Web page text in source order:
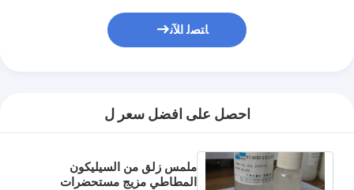
ﺎﺘﺼﻟ ﺍﻶﻧ
احصل على افضل سعر ل
ملمس زلق من السيليكون
المطاطي مزيج مستحضرات